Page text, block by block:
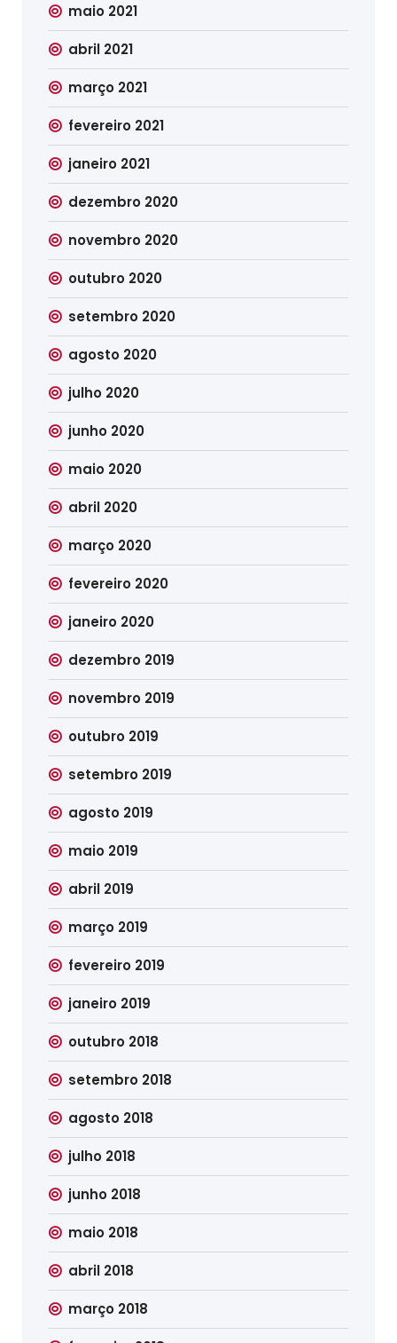
maio 2021
abril 2021
março 2021
fevereiro 2021
janeiro 2021
dezembro 2020
novembro 2020
outubro 2020
setembro 2020
agosto 2020
julho 2020
junho 2020
maio 2020
abril 2020
março 2020
fevereiro 2020
janeiro 2020
dezembro 2019
novembro 2019
outubro 2019
setembro 2019
agosto 2019
maio 2019
abril 2019
março 2019
fevereiro 2019
janeiro 2019
outubro 2018
setembro 2018
agosto 2018
julho 2018
junho 2018
maio 2018
abril 2018
março 2018